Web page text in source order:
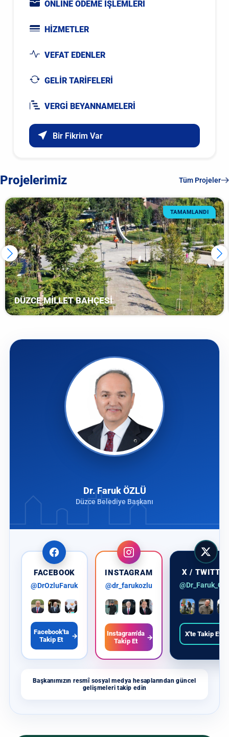
ONLİNE ÖDEME İŞLEMLERİ
HİZMETLER
VEFAT EDENLER
GELİR TARİFELERİ
VERGİ BEYANNAMELERİ
Bir Fikrim Var
Projelerimiz Tüm Projeler
TAMAMLANDI
DÜZCE MİLLET BAHÇESİ
Dr. Faruk ÖZLÜ
Düzce Belediye Başkanı
FACEBOOK
@DrOzluFaruk
Facebook'ta
Takip Et
→
INSTAGRAM
@dr_farukozlu
Instagram'da
Takip Et
→
X /
X'te Takip Et
Başkanımızın resmî sosyal medya hesaplarından güncel
gelişmeleri takip edin